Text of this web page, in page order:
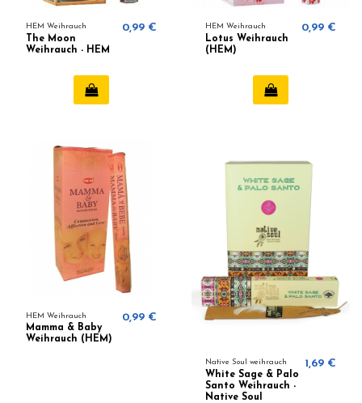
HEM Weihrauch
The Moon
Weihrauch - HEM
0,99 € HEM Weihrauch
Lotus Weihrauch
(HEM)
0,99 €
HEM Weihrauch
Mamma & Baby
Weihrauch (HEM)
0,99 €
Native Soul weihrauch
White Sage & Palo
Santo Weihrauch -
Native Soul
1,69 €